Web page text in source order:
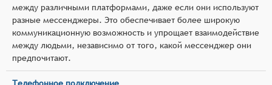
между различными платформами, даже если они используют
разные мессенджеры. Это обеспечивает более широкую
коммуникационную возможность и упрощает взаимодействие
между людьми, независимо от того, какой мессенджер они
предпочитают.